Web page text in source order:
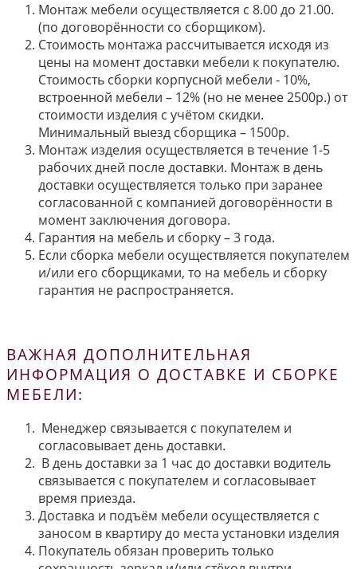
Монтаж мебели осуществляется с 8.00 до 21.00.
(по договорённости со сборщиком).
Стоимость монтажа рассчитывается исходя из
цены на момент доставки мебели к покупателю.
Стоимость сборки корпусной мебели - 10%,
встроенной мебели – 12% (но не менее 2500р.) от
стоимости изделия с учётом скидки.
Минимальный выезд сборщика – 1500р.
Монтаж изделия осуществляется в течение 1-5
рабочих дней после доставки. Монтаж в день
доставки осуществляется только при заранее
согласованной с компанией договорённости в
момент заключения договора.
Гарантия на мебель и сборку – 3 года.
Если сборка мебели осуществляется покупателем
и/или его сборщиками, то на мебель и сборку
гарантия не распространяется.
ВАЖНАЯ ДОПОЛНИТЕЛЬНАЯ
ИНФОРМАЦИЯ О ДОСТАВКЕ И СБОРКЕ
МЕБЕЛИ:
Менеджер связывается с покупателем и
согласовывает день доставки.
В день доставки за 1 час до доставки водитель
связывается с покупателем и согласовывает
время приезда.
Доставка и подъём мебели осуществляется с
заносом в квартиру до места установки изделия
Покупатель обязан проверить только